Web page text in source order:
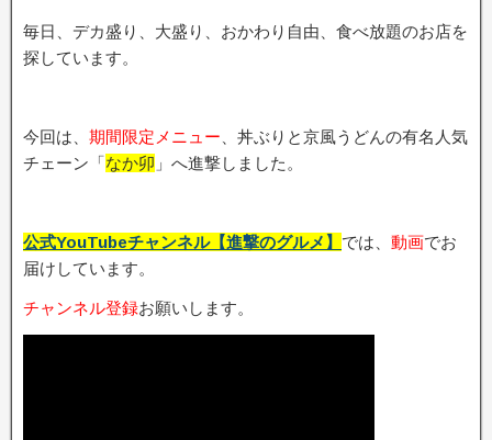
毎日、デカ盛り、大盛り、おかわり自由、食べ放題のお店を
探しています。
今回は、 期間限定メニュー 、丼ぶりと京風うどんの有名人気
チェーン「なか卯 」へ進撃しました。
公式YouTubeチャンネル【進撃のグルメ】 では、 動画でお
届けしています。
チャンネル登録お願いします。